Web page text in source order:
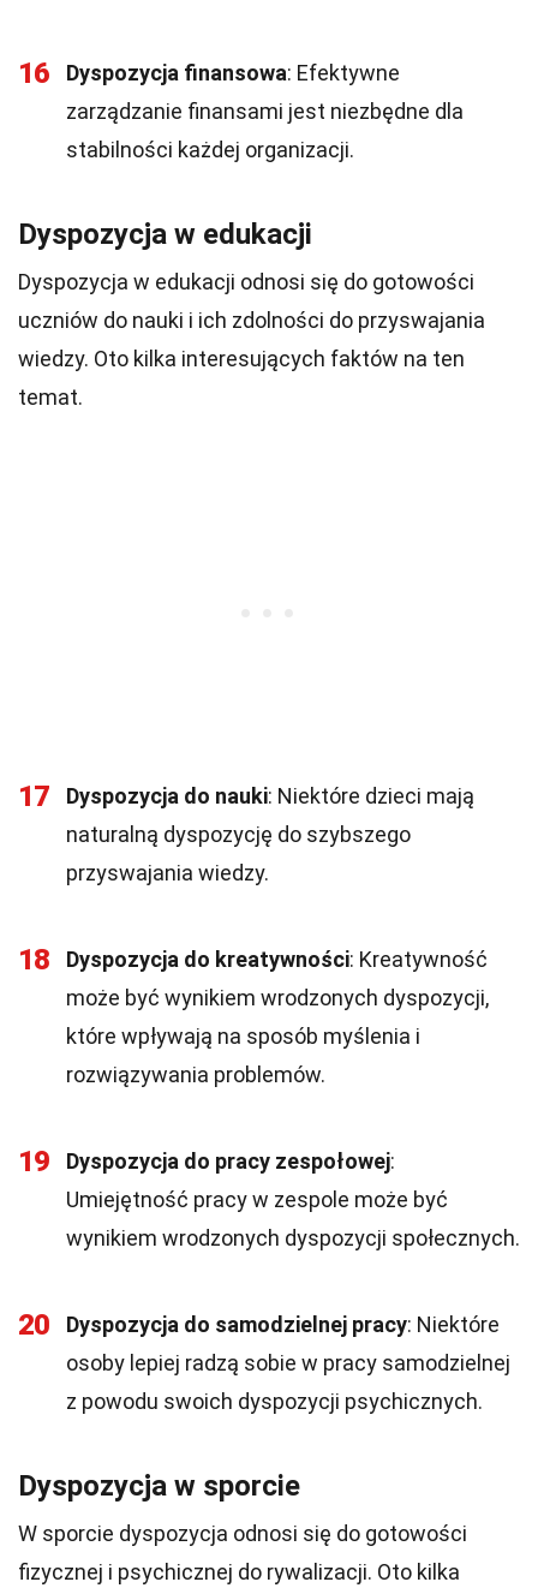
16 Dyspozycja finansowa: Efektywne
zarządzanie finansami jest niezbędne dla
stabilności każdej organizacji.
Dyspozycja w edukacji
Dyspozycja w edukacji odnosi się do gotowości
uczniów do nauki i ich zdolności do przyswajania
wiedzy. Oto kilka interesujących faktów na ten
temat.
17 Dyspozycja do nauki: Niektóre dzieci mają
naturalną dyspozycję do szybszego
przyswajania wiedzy.
18 Dyspozycja do kreatywności: Kreatywność
może być wynikiem wrodzonych dyspozycji,
które wpływają na sposób myślenia i
rozwiązywania problemów.
19 Dyspozycja do pracy zespołowej:
Umiejętność pracy w zespole może być
wynikiem wrodzonych dyspozycji społecznych.
20 Dyspozycja do samodzielnej pracy: Niektóre
osoby lepiej radzą sobie w pracy samodzielnej
z powodu swoich dyspozycji psychicznych.
Dyspozycja w sporcie
W sporcie dyspozycja odnosi się do gotowości
fizycznej i psychicznej do rywalizacji. Oto kilka